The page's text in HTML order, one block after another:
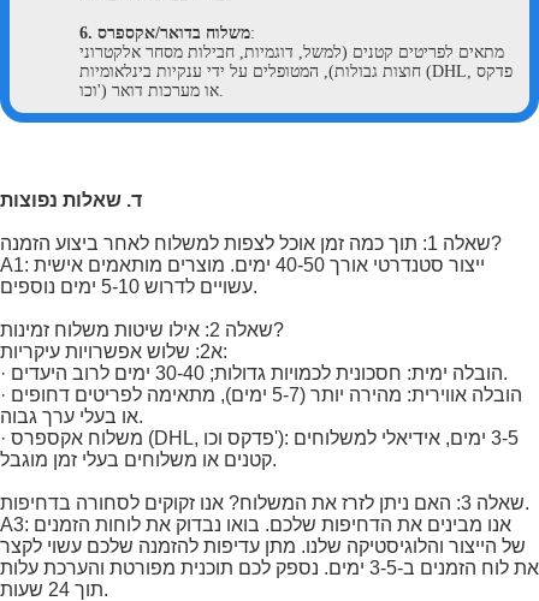
6. משלוח בדואר/אקספרס:
מתאים לפריטים קטנים (למשל, דוגמיות, חבילות מסחר אלקטרוני
חוצות גבולות), המטופלים על ידי ענקיות בינלאומיות (DHL, פדקס
ד. שאלות נפוצות
שאלה 1: תוך כמה זמן אוכל לצפות למשלוח לאחר ביצוע הזמנה?
A1: ייצור סטנדרטי אורך 40-50 ימים. מוצרים מותאמים אישית
עשויים לדרוש 5-10 ימים נוספים.
שאלה 2: אילו שיטות משלוח זמינות?
א2: שלוש אפשרויות עיקריות:
· הובלה ימית: חסכונית לכמויות גדולות; 30-40 ימים לרוב היעדים.
· הובלה אווירית: מהירה יותר (5-7 ימים), מתאימה לפריטים דחופים
או בעלי ערך גבוה.
· משלוח אקספרס (DHL, פדקס וכו'): 3-5 ימים, אידיאלי למשלוחים
קטנים או משלוחים בעלי זמן מוגבל.
שאלה 3: האם ניתן לזרז את המשלוח? אנו זקוקים לסחורה בדחיפות.
A3: אנו מבינים את הדחיפות שלכם. בואו נבדוק את לוחות הזמנים
של הייצור והלוגיסטיקה שלנו. מתן עדיפות להזמנה שלכם עשוי לקצר
את לוח הזמנים ב-3-5 ימים. נספק לכם תוכנית מפורטת והערכת עלות
תוך 24 שעות.